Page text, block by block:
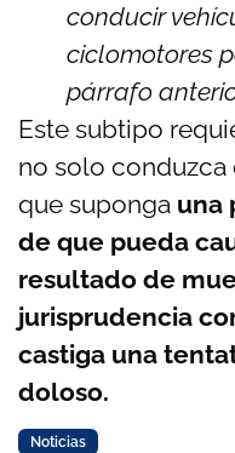
Noticias
conducir
ciclomotores
párrafo
Este subtipo
no solo conduzca
que suponga una
de que pueda
resultado de
jurisprudencia
castiga una
doloso.